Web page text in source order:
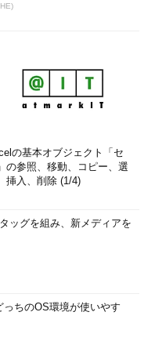
の基本オブジェクト「セ
の参照、移動、コピー、選
挿入、削除 (1/4)
ッグを組み、新メディアを
ちのOS環境が使いやす